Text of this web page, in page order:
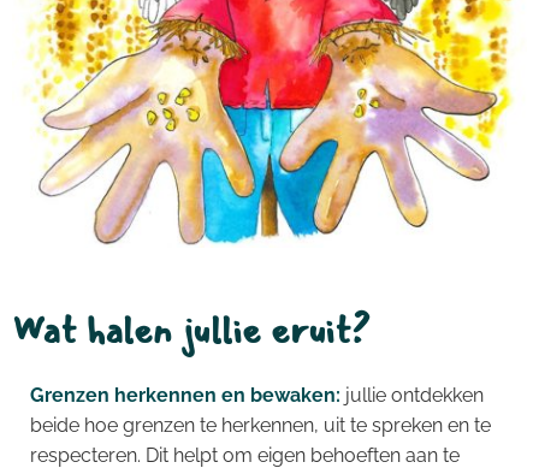
Wat halen jullie eruit?
Grenzen herkennen en bewaken: jullie ontdekken
beide hoe grenzen te herkennen, uit te spreken en te
respecteren. Dit helpt om eigen behoeften aan te